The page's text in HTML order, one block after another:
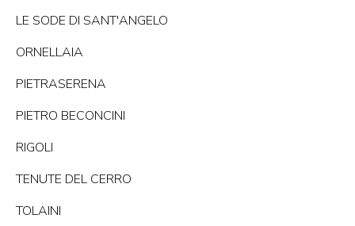
LE SODE DI SANT'ANGELO
ORNELLAIA
PIETRASERENA
PIETRO BECONCINI
RIGOLI
TENUTE DEL CERRO
TOLAINI